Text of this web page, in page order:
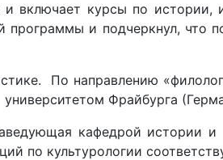
включает курсы по истории,
и подчеркнул, что
По направлению
Фрайбурга
кафедрой истории и
по культурологии